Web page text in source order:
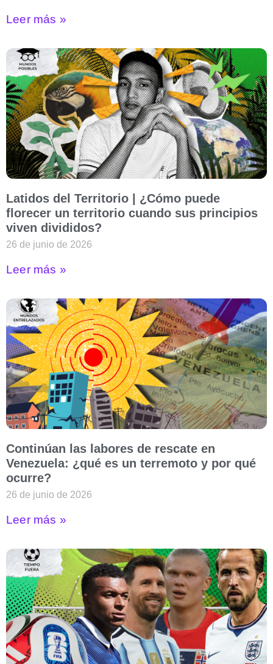
Leer más »
Latidos del Territorio | ¿Cómo puede
florecer un territorio cuando sus principios
viven divididos?
26 de junio de 2026
Leer más »
Continúan las labores de rescate en
Venezuela: ¿qué es un terremoto y por qué
ocurre?
26 de junio de 2026
Leer más »